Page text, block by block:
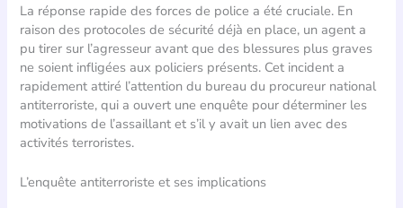
La réponse rapide des forces de police a été cruciale. En
raison des protocoles de sécurité déjà en place, un agent a
pu tirer sur l’agresseur avant que des blessures plus graves
ne soient infligées aux policiers présents. Cet incident a
rapidement attiré l’attention du bureau du procureur national
antiterroriste, qui a ouvert une enquête pour déterminer les
motivations de l’assaillant et s’il y avait un lien avec des
activités terroristes.
L’enquête antiterroriste et ses implications